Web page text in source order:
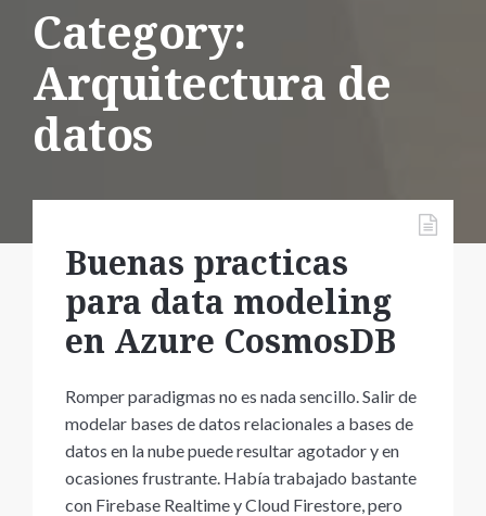
Category:
Arquitectura de
datos
Buenas practicas
para data modeling
en Azure CosmosDB
Romper paradigmas no es nada sencillo. Salir de
modelar bases de datos relacionales a bases de
datos en la nube puede resultar agotador y en
ocasiones frustrante. Había trabajado bastante
con Firebase Realtime y Cloud Firestore, pero